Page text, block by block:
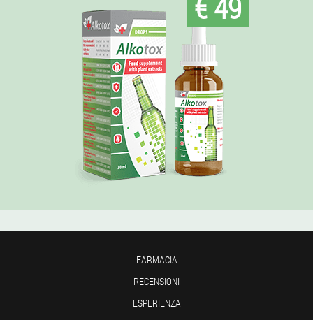
FARMACIA
RECENSIONI
ESPERIENZA